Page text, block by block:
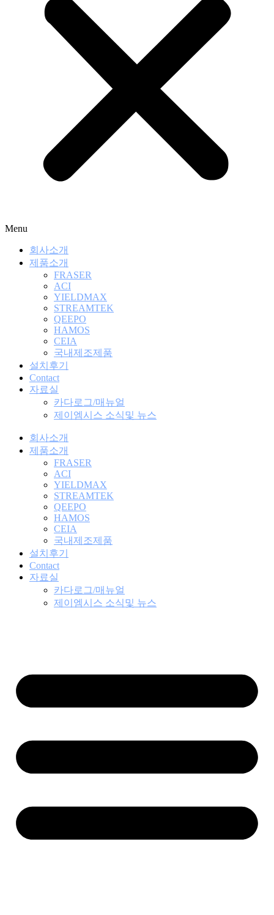
Menu
회사소개
제품소개
FRASER
ACI
YIELDMAX
STREAMTEK
QEEPO
HAMOS
CEIA
국내제조제품
설치후기
Contact
자료실
카다로그/매뉴얼
제이엠시스 소식및 뉴스
회사소개
제품소개
FRASER
ACI
YIELDMAX
STREAMTEK
QEEPO
HAMOS
CEIA
국내제조제품
설치후기
Contact
자료실
카다로그/매뉴얼
제이엠시스 소식및 뉴스